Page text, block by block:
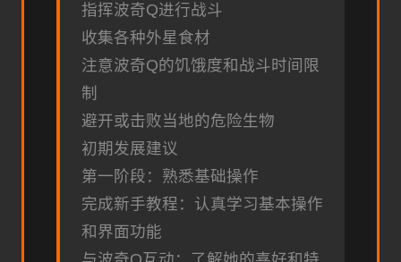
指挥波奇Q进行战斗
收集各种外星食材
注意波奇Q的饥饿度和战斗时间限
制
避开或击败当地的危险生物
初期发展建议
第一阶段：熟悉基础操作
完成新手教程：认真学习基本操作
和界面功能